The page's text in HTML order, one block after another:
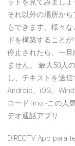
ットを見てみましょ
それ以外の場所か
もできます。様々
ドを構築すること
停止されたら、一
ません。 最大50人
し、テキストを送
Android、iOS、
ロード imo -この人
デオ通話アプリ
DIRECTV App para